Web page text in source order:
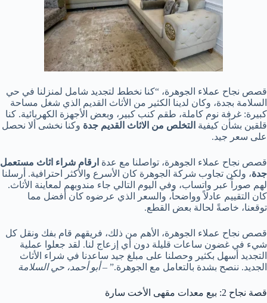
قصص نجاح عملاء الجوهرة، “كنا نخطط لتجديد شامل لمنزلنا في حي
السلامة بجدة، وكان لدينا الكثير من الأثاث القديم الذي شغل مساحة
كبيرة: غرفة نوم كاملة، طقم كنب كبير، وبعض الأجهزة الكهربائية. كنا
قلقين بشأن كيفية التخلص من الاثاث القديم جدة وكنا نخشى ألا نحصل
على سعر جيد.
قصص نجاح عملاء الجوهرة، تواصلنا مع عدة ارقام شراء اثاث مستعمل
جدة، ولكن تجاوب شركة الجوهرة كان الأسرع والأكثر احترافية. أرسلنا
لهم صوراً عبر واتساب، وفي اليوم التالي جاء مندوبهم لمعاينة الأثاث.
كان التقييم عادلاً وواضحاً، والسعر الذي عرضوه كان أفضل مما
توقعنا، خاصةً لحالة بعض القطع.
قصص نجاح عملاء الجوهرة، الأهم من ذلك، فريقهم قام بفك ونقل كل
شيء في غضون ساعات قليلة دون أي إزعاج لنا. لقد جعلوا عملية
التجديد أسهل بكثير وحصلنا على مبلغ جيد ساعدنا في شراء الأثاث
الجديد. ننصح بشدة بالتعامل مع الجوهرة.” –أبو أحمد، حي السلامة
قصة نجاح 2: بيع معدات مقهى الأخت سارة